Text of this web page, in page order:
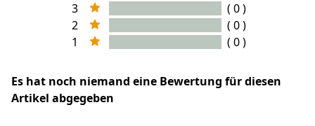
3
( 0 )
2
( 0 )
1
( 0 )
Es hat noch niemand eine Bewertung für diesen
Artikel abgegeben